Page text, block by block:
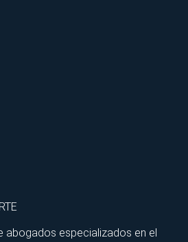
abogados especializados en el